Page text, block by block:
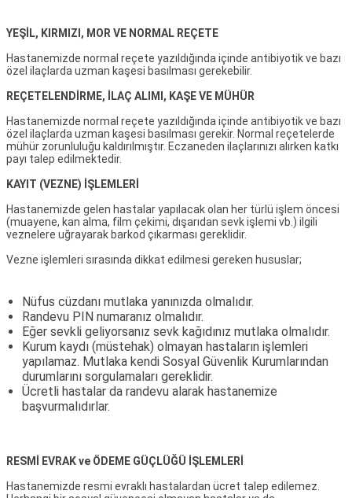
YEŞİL, KIRMIZI, MOR VE NORMAL REÇETE
Hastanemizde normal reçete yazıldığında içinde antibiyotik ve bazı
özel ilaçlarda uzman kaşesi basılması gerekebilir.
REÇETELENDİRME, İLAÇ ALIMI, KAŞE VE MÜHÜR
Hastanemizde normal reçete yazıldığında içinde antibiyotik ve bazı
özel ilaçlarda uzman kaşesi basılması gerekir. Normal reçetelerde
mühür zorunluluğu kaldırılmıştır. Eczaneden ilaçlarınızı alırken katkı
payı talep edilmektedir.
KAYIT (VEZNE) İŞLEMLERİ
Hastanemizde gelen hastalar yapılacak olan her türlü işlem öncesi
(muayene, kan alma, film çekimi, dışarıdan sevk işlemi vb.) ilgili
veznelere uğrayarak barkod çıkarması gereklidir.
Vezne işlemleri sırasında dikkat edilmesi gereken hususlar;
Nüfus cüzdanı mutlaka yanınızda olmalıdır.
Randevu PIN numaranız olmalıdır.
Eğer sevkli geliyorsanız sevk kağıdınız mutlaka olmalıdır.
Kurum kaydı (müstehak) olmayan hastaların işlemleri
yapılamaz. Mutlaka kendi Sosyal Güvenlik Kurumlarından
durumlarını sorgulamaları gereklidir.
Ücretli hastalar da randevu alarak hastanemize
başvurmalıdırlar.
RESMİ EVRAK ve ÖDEME GÜÇLÜĞÜ İŞLEMLERİ
Hastanemizde resmi evraklı hastalardan ücret talep edilemez.